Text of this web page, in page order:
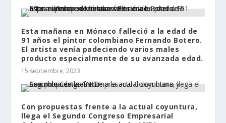
Esta mañana en Mónaco falleció a la edad de
91 años el pintor colombiano Fernando Botero.
El artista venía padeciendo varios males
producto especialmente de su avanzada edad.
15 septiembre, 2023
Con propuestas frente a la actual coyuntura,
llega el Segundo Congreso Empresarial